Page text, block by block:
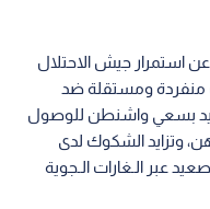
عن استمرار جيش الاحتلال
منفردة ومستقلة ضد
بسعي واشنطن للوصول
وتزايد الشكوك لدى
عبر الـغارات الـجوية